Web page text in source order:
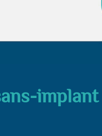
implant